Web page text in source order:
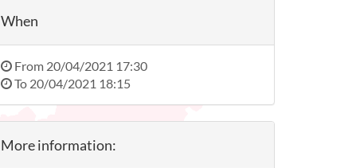
When
From 20/04/2021 17:30
To 20/04/2021 18:15
More information: